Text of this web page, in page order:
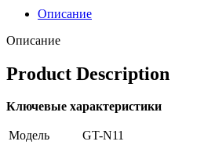
Описание
Описание
Product Description
Ключевые характеристики
Модель
GT-N11